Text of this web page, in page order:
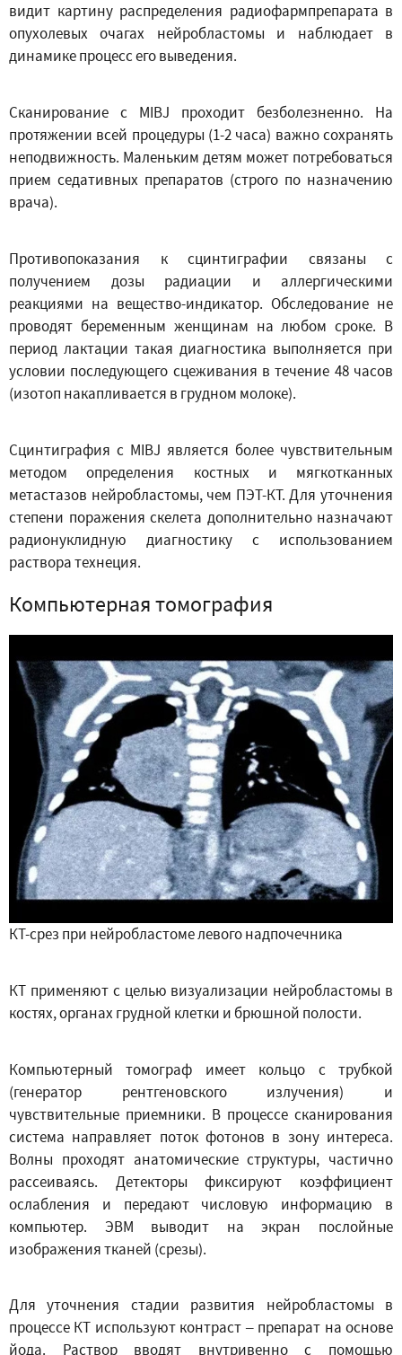
видит картину распределения радиофармпрепарата в
опухолевых очагах нейробластомы и наблюдает в
динамике процесс его выведения.
Сканирование с MIBJ проходит безболезненно. На
протяжении всей процедуры (1-2 часа) важно сохранять
неподвижность. Маленьким детям может потребоваться
прием седативных препаратов (строго по назначению
врача).
Противопоказания к сцинтиграфии связаны с
получением дозы радиации и аллергическими
реакциями на вещество-индикатор. Обследование не
проводят беременным женщинам на любом сроке. В
период лактации такая диагностика выполняется при
условии последующего сцеживания в течение 48 часов
(изотоп накапливается в грудном молоке).
Сцинтиграфия с MIBJ является более чувствительным
методом определения костных и мягкотканных
метастазов нейробластомы, чем ПЭТ-КТ. Для уточнения
степени поражения скелета дополнительно назначают
радионуклидную диагностику с использованием
раствора технеция.
Компьютерная томография
КТ-срез при нейробластоме левого надпочечника
КТ применяют с целью визуализации нейробластомы в
костях, органах грудной клетки и брюшной полости.
Компьютерный томограф имеет кольцо с трубкой
(генератор рентгеновского излучения) и
чувствительные приемники. В процессе сканирования
система направляет поток фотонов в зону интереса.
Волны проходят анатомические структуры, частично
рассеиваясь. Детекторы фиксируют коэффициент
ослабления и передают числовую информацию в
компьютер. ЭВМ выводит на экран послойные
изображения тканей (срезы).
Для уточнения стадии развития нейробластомы в
процессе КТ используют контраст – препарат на основе
йода. Раствор вводят внутривенно с помощью